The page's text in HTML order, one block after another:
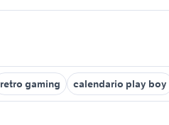
retro gaming calendario play boy